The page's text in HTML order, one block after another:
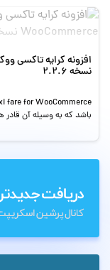
نسخه 2.2.6
باشد که به وسیله آن قادر